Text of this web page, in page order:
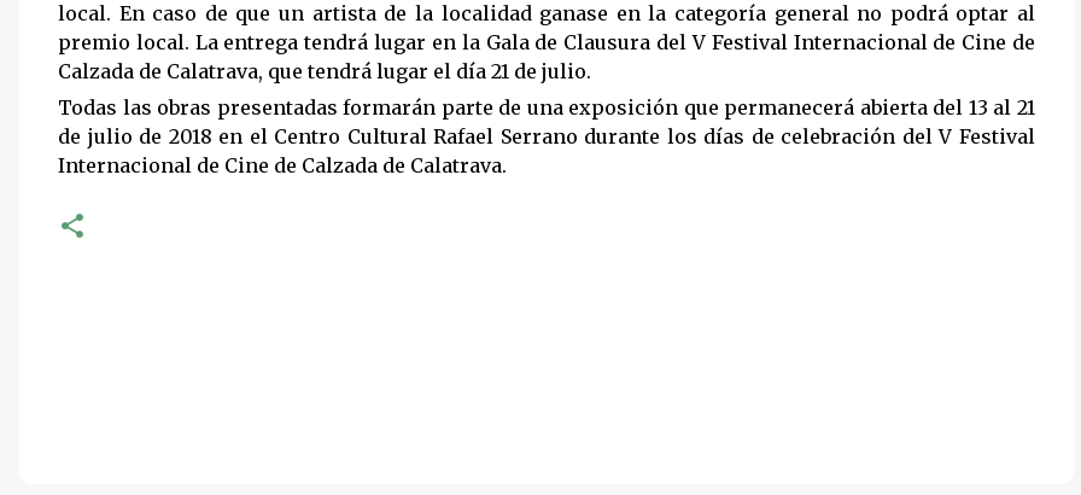
local. En caso de que un artista de la localidad ganase en la categoría general no podrá optar al
premio local. La entrega tendrá lugar en la Gala de Clausura del V Festival Internacional de Cine de
Calzada de Calatrava, que tendrá lugar el día 21 de julio.
Todas las obras presentadas formarán parte de una exposición que permanecerá abierta del 13 al 21
de julio de 2018 en el Centro Cultural Rafael Serrano durante los días de celebración del V Festival
Internacional de Cine de Calzada de Calatrava.